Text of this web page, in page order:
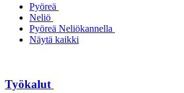
Pyöreä
Neliö
Pyöreä Neliökannella
Näytä kaikki
Työkalut